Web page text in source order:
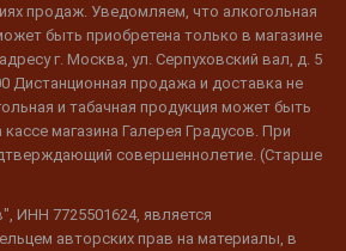
продаж. Уведомляем, что алкогольная
быть приобретена только в магазине
г. Москва, ул. Серпуховский вал, д. 5
Дистанционная продажа и доставка не
и табачная продукция может быть
магазина Галерея Градусов. При
совершеннолетие. (Старше
ИНН 7725501624, является
авторских прав на материалы, в